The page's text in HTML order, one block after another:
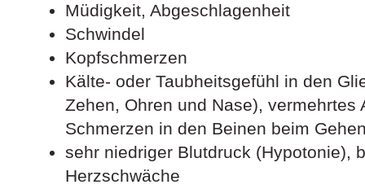
Müdigkeit, Abgeschlagenheit
Schwindel
Kopfschmerzen
Kälte- oder Taubheitsgefühl in den
Zehen, Ohren und Nase), vermehrtes
Schmerzen in den Beinen beim
sehr niedriger Blutdruck (Hypotonie),
Herzschwäche